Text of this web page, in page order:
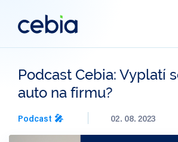
Podcast Cebia: Vyplatí
auto na firmu?
Podcast 🎤 02. 08. 2023